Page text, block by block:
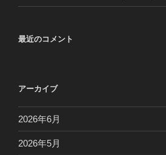
最近のコメント
アーカイブ
2026年6月
2026年5月